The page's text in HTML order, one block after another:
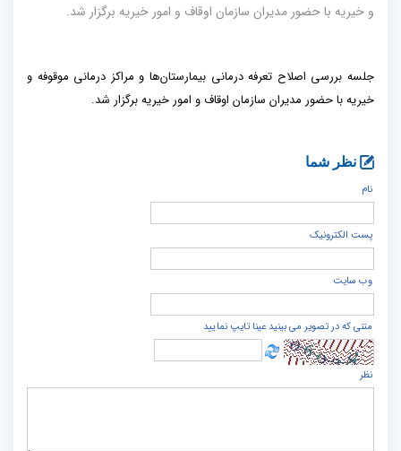
و خیریه با حضور مدیران سازمان اوقاف و امور خیریه برگزار شد.
جلسه بررسی اصلاح تعرفه درمانی بیمارستان‌ها و مراکز درمانی موقوفه و
خیریه با حضور مدیران سازمان اوقاف و امور خیریه برگزار شد.
نظر شما
نام
پست الكترونيک
وب سایت
متنی که در تصویر می بینید عینا تایپ نمایید
نظر